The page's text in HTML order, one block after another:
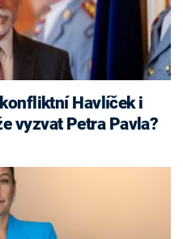
vyzvat Petra Pavla?